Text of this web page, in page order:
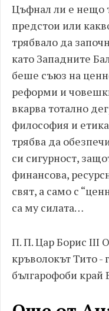
Цъфнал ли е нещо
предстои или
трябвало да
като Западните
беше съюз на
реформи и
вкарва тотално
философия и
трябва да
си сигурност,
финансова,
свят, а само с
са му силата…
П. П. Цар Борис III
кръволокът Тито -
българофоби край